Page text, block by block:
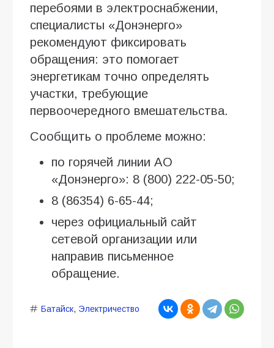
перебоями в электроснабжении,
специалисты «Донэнерго»
рекомендуют фиксировать
обращения: это помогает
энергетикам точно определять
участки, требующие
первоочередного вмешательства.
Сообщить о проблеме можно:
по горячей линии АО
«Донэнерго»: 8 (800) 222-05-50;
8 (86354) 6-65-44;
через официальный сайт
сетевой организации или
направив письменное
обращение.
Батайск, Электричество